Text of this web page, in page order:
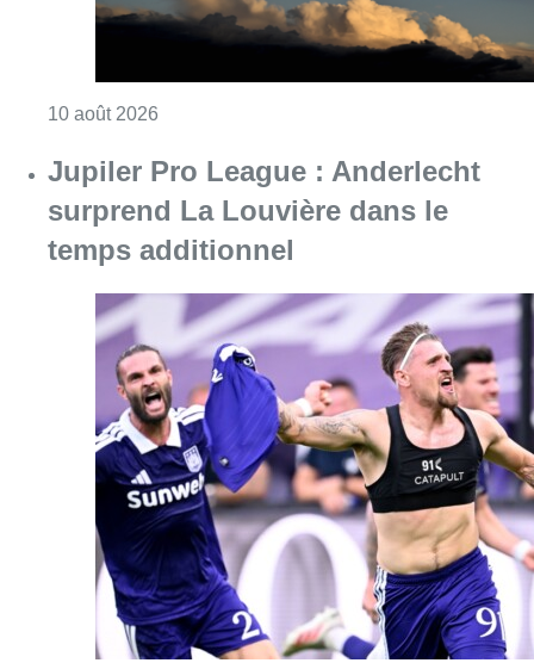
10 août 2026
Jupiler Pro League : Anderlecht
surprend La Louvière dans le
temps additionnel